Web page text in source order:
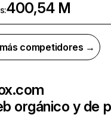
400,54 M
competidores →
orgánico y de